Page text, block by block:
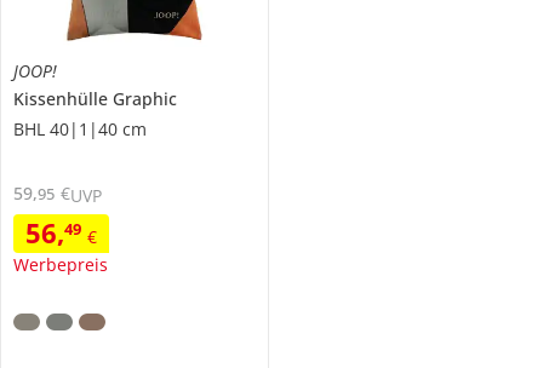
JOOP!
Kissenhülle Graphic
BHL 40|1|40 cm
56,49 €
Werbepreis
59,95 €UVP